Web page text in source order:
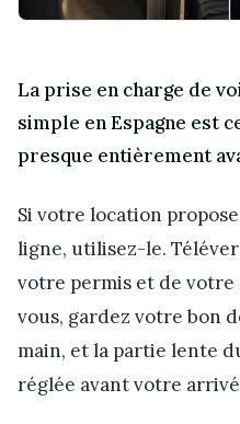
La prise en charge de
simple en Espagne est
presque entièrement
Si votre location
ligne, utilisez-le.
votre permis et de votre
vous, gardez votre bon
main, et la partie lente
réglée avant votre